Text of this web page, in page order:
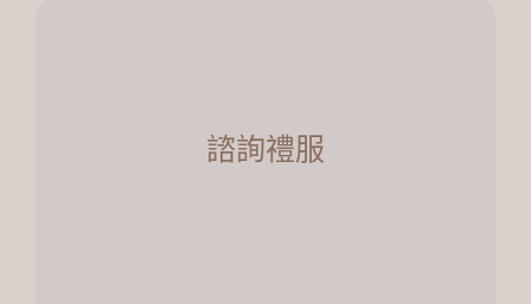
諮詢禮服
・已確定攝影師，來看婚紗